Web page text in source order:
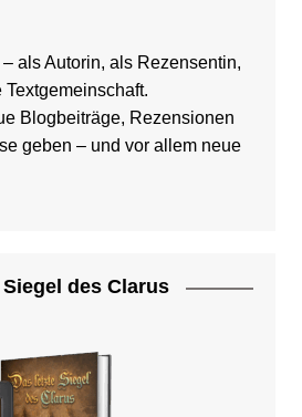
als Autorin, als Rezensentin,
Blogbeiträge, Rezensionen
geben – und vor allem neue
des Clarus